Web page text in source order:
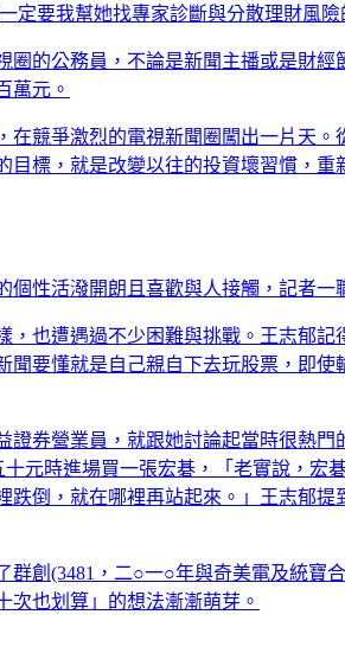
定要我幫她找專家診斷與分散理財風險
的公務員，不論是新聞主播或是財
萬元。
競爭激烈的電視新聞圈闖出一片天
標，就是改變以往的投資壞習慣，
性活潑開朗且喜歡與人接觸，記者
也遭遇過不少困難與挑戰。王志郁
要懂就是自己親自下去玩股票，即
券營業員，就跟她討論起當時很熱
元時進場買一張宏碁，「老實說，
倒，就在哪裡再站起來。」王志郁
創(3481，二○一○年與奇美電及統寶
也划算」的想法漸漸萌芽。